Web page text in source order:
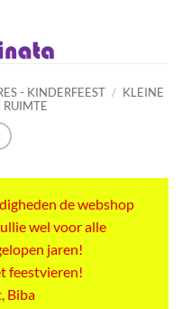
- KINDERFEEST / KLEINE
RUIMTE
de webshop
wel voor alle
jaren!
feestvieren!
Biba